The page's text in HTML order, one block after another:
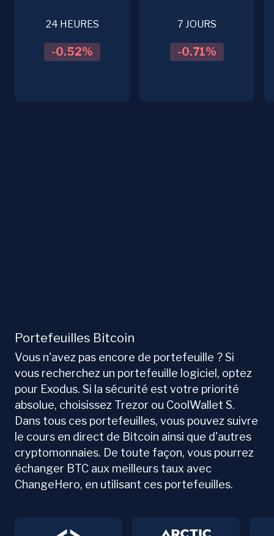
24 HEURES
-0.52%
7 JOURS
-0.71%
Portefeuilles Bitcoin
Vous n'avez pas encore de portefeuille ? Si
vous recherchez un portefeuille logiciel, optez
pour Exodus. Si la sécurité est votre priorité
absolue, choisissez Trezor ou CoolWallet S.
Dans tous ces portefeuilles, vous pouvez suivre
le cours en direct de Bitcoin ainsi que d'autres
cryptomonnaies. De toute façon, vous pourrez
échanger BTC aux meilleurs taux avec
ChangeHero, en utilisant ces portefeuilles.